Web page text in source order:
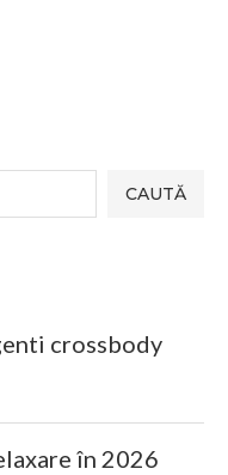
CAUTĂ
crossbody
în 2026